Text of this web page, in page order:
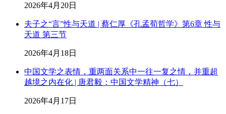
2026年4月20日
夫子之“言”性与天道 | 蔡仁厚《孔孟荀哲学》第6章 性与
天道 第三节
2026年4月18日
中国文学之表情，重两面关系中一往一复之情，并重超
越境之内在化 | 唐君毅：中国文学精神（七）
2026年4月17日